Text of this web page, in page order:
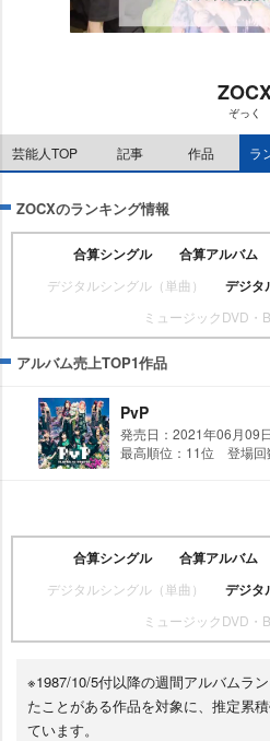
ぞっく
芸能人TOP 記事 作品 ラ
ZOCXのランキング情報
合算シングル 合算アルバム
デジタルシングル（単曲） デジタ
ミュージックDVD・
アルバム売上TOP1作品
PvP
発売日：2021年06月09日
最高順位：11位 登場回
合算シングル 合算アルバム
デジタルシングル（単曲） デジタ
ミュージックDVD・
※1987/10/5付以降の週間アルバムラ
たことがある作品を対象に、推定累
ています。